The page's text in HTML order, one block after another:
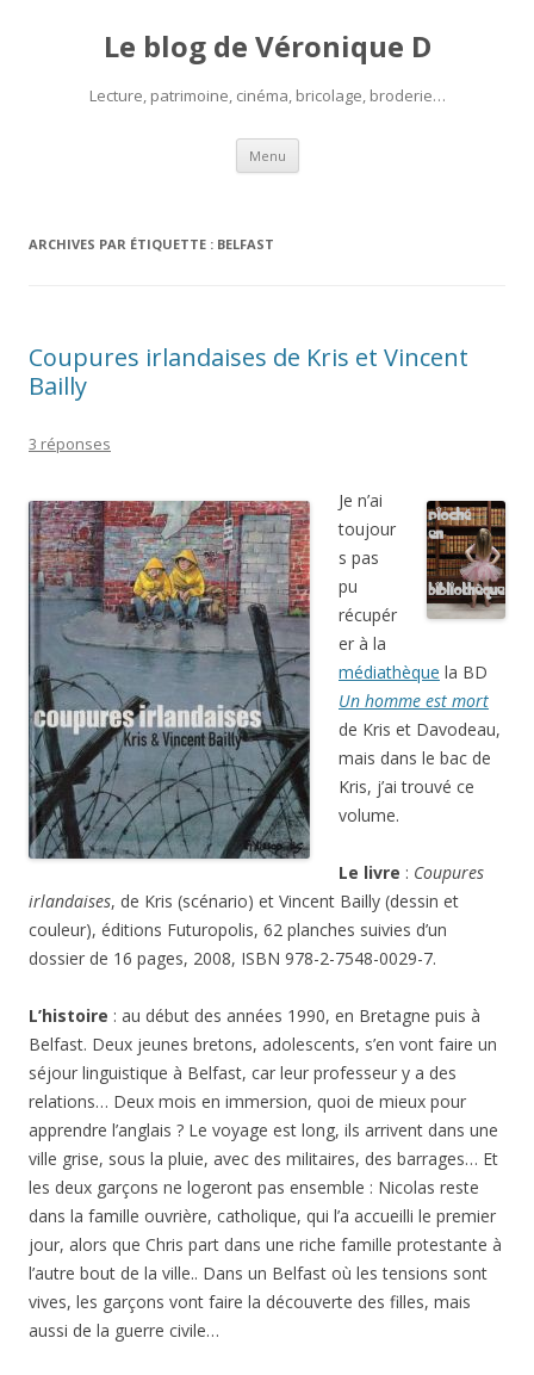
Le blog de Véronique D
Lecture, patrimoine, cinéma, bricolage, broderie…
Menu Aller
contenu
ARCHIVES PAR ÉTIQUETTE : BELFAST
Coupures irlandaises de Kris et Vincent
Bailly
3 réponses
Je n’ai
toujour
s pas
pu
récupér
er à la
médiathèque la BD
Un homme est mort
de Kris et Davodeau,
mais dans le bac de
Kris, j’ai trouvé ce
volume.
Le livre : Coupures
irlandaises, de Kris (scénario) et Vincent Bailly (dessin et
couleur), éditions Futuropolis, 62 planches suivies d’un
dossier de 16 pages, 2008, ISBN 978-2-7548-0029-7.
L’histoire : au début des années 1990, en Bretagne puis à
Belfast. Deux jeunes bretons, adolescents, s’en vont faire un
séjour linguistique à Belfast, car leur professeur y a des
relations… Deux mois en immersion, quoi de mieux pour
apprendre l’anglais ? Le voyage est long, ils arrivent dans une
ville grise, sous la pluie, avec des militaires, des barrages… Et
les deux garçons ne logeront pas ensemble : Nicolas reste
dans la famille ouvrière, catholique, qui l’a accueilli le premier
jour, alors que Chris part dans une riche famille protestante à
l’autre bout de la ville.. Dans un Belfast où les tensions sont
vives, les garçons vont faire la découverte des filles, mais
aussi de la guerre civile…